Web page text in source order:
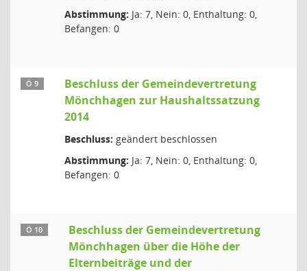
Abstimmung: Ja: 7, Nein: 0, Enthaltung: 0,
Befangen: 0
Ö 9
Beschluss der Gemeindevertretung
Mönchhagen zur Haushaltssatzung
2014
Beschluss: geändert beschlossen
Abstimmung: Ja: 7, Nein: 0, Enthaltung: 0,
Befangen: 0
Ö 10
Beschluss der Gemeindevertretung
Mönchhagen über die Höhe der
Elternbeiträge und der